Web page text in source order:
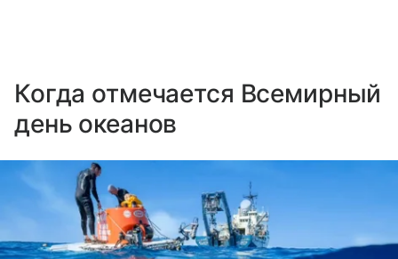
Когда отмечается Всемирный
день океанов